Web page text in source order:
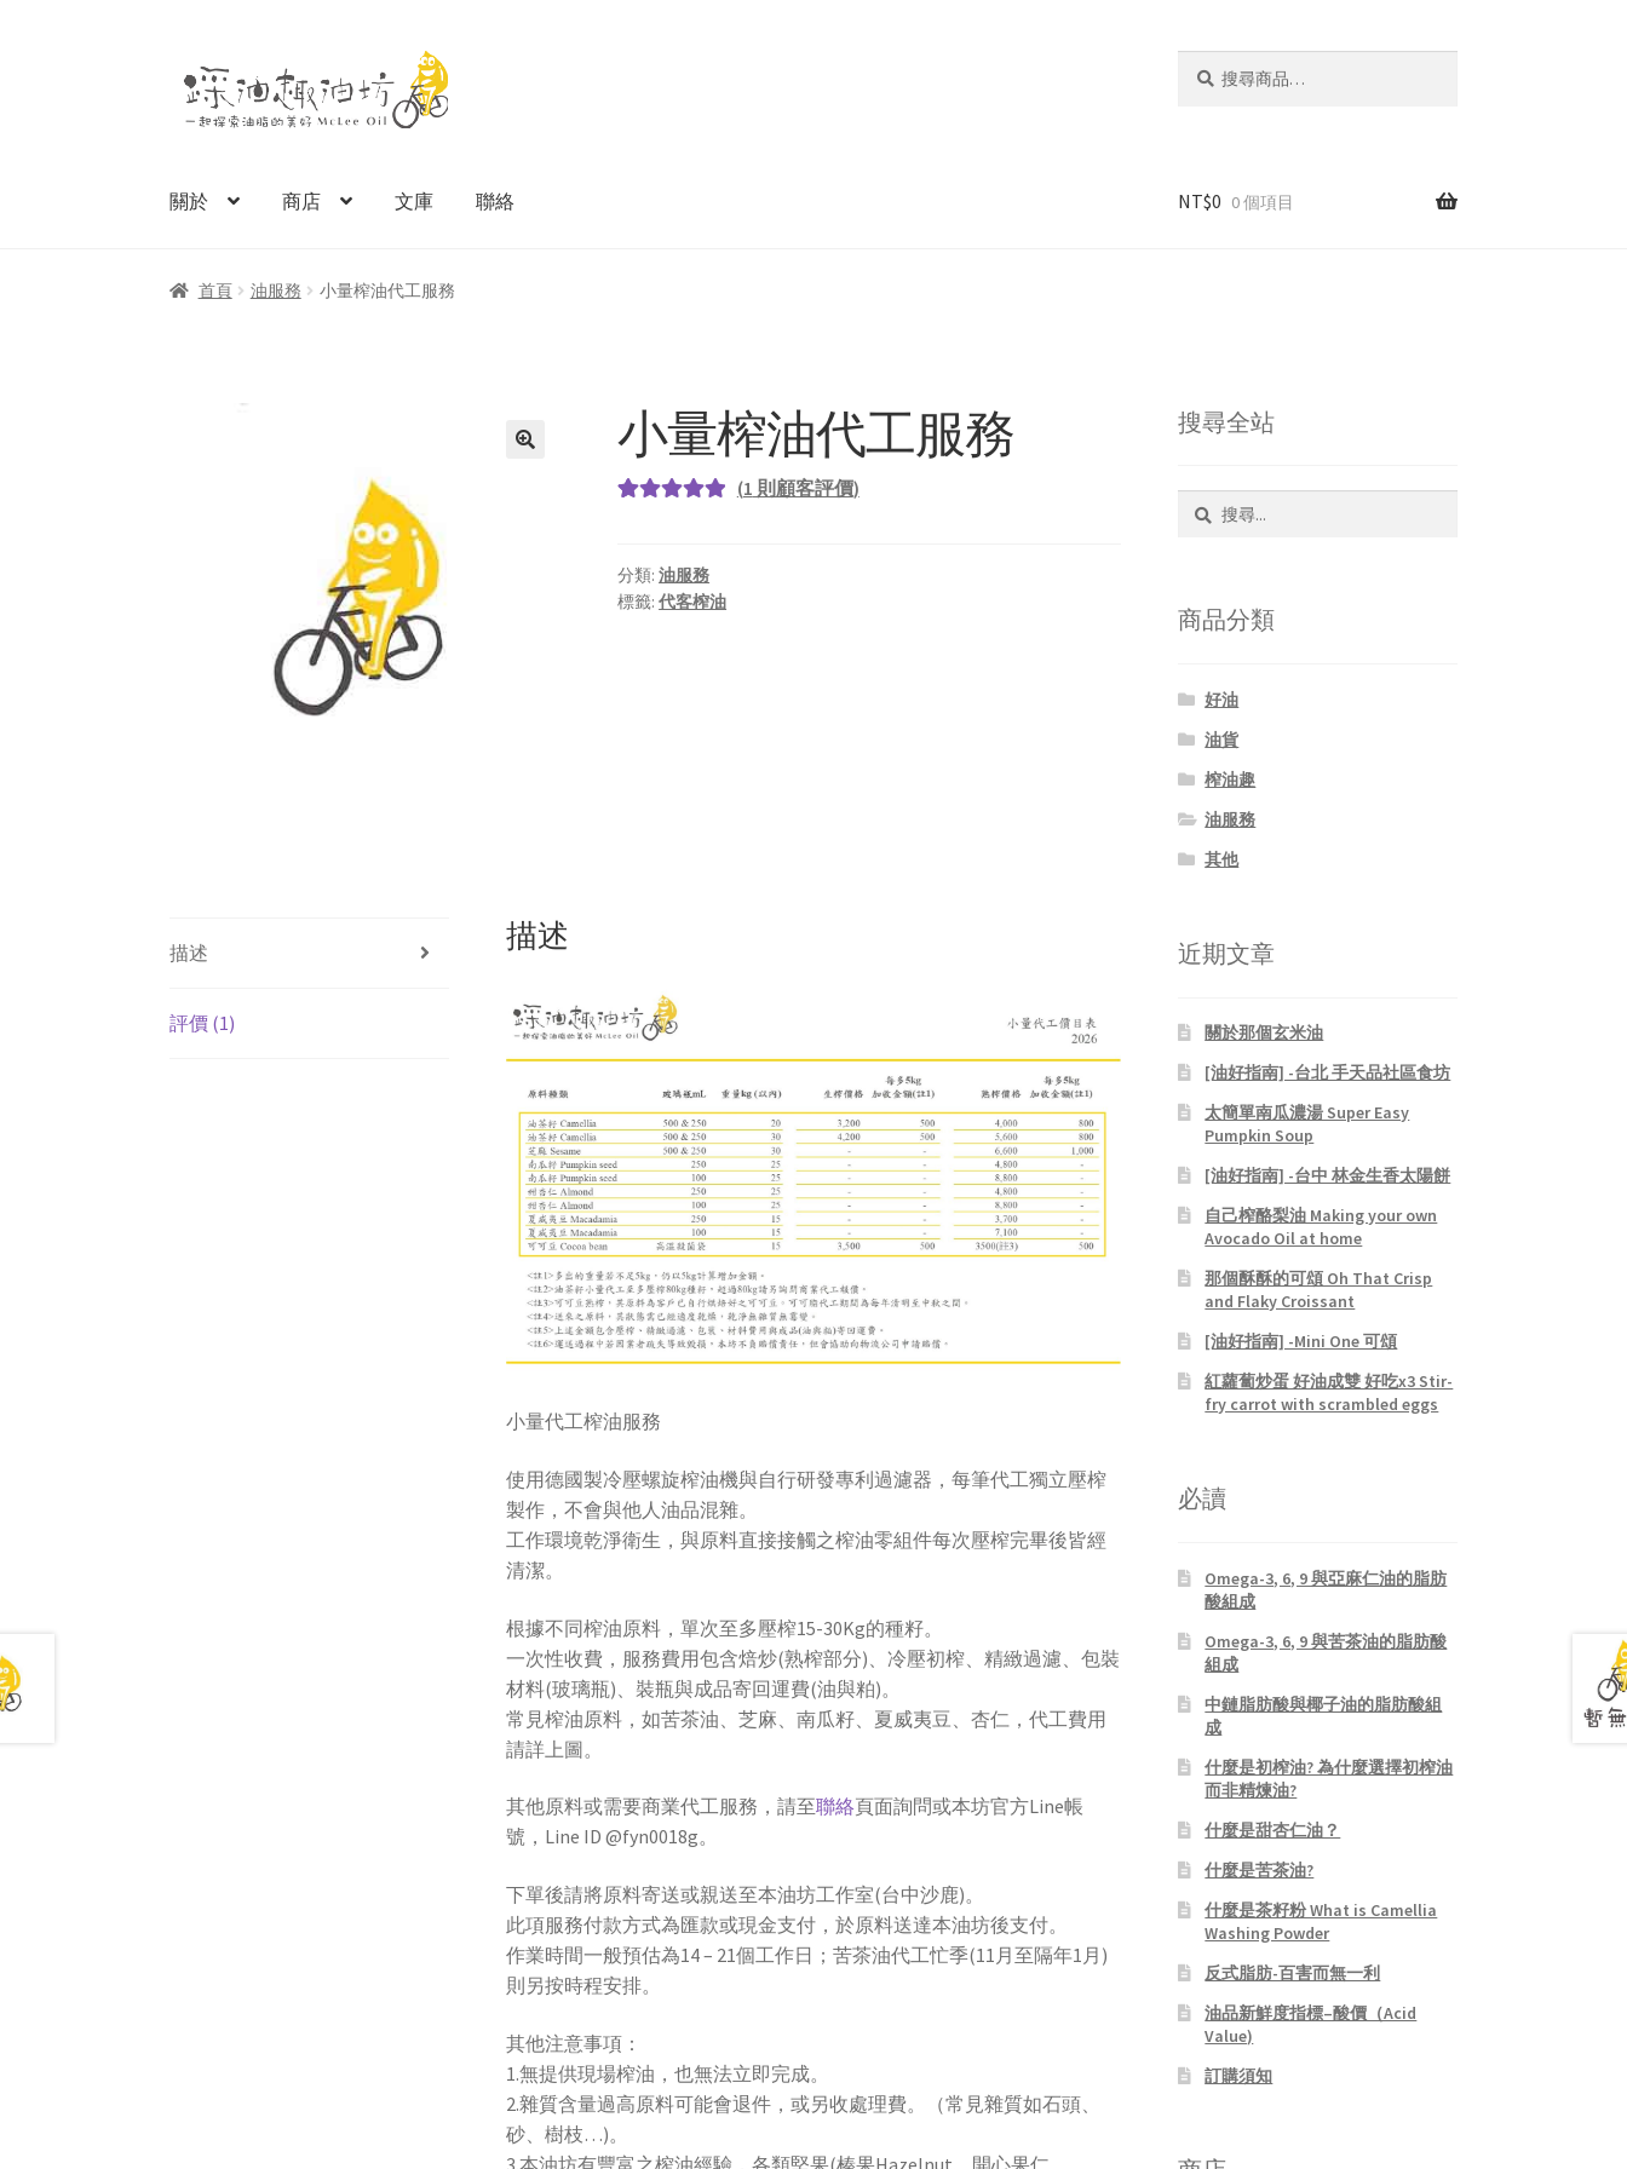
至
導
至
主
容
關於 商店 文庫 聯絡 NT$0 0 個項目
首頁 油服務 小量榨油代工服務
小量榨油代工服務
顧客進行評
分
(1 則顧客評價)
分類:油服務
標籤:代客榨油
描述
評價 (1)
描述
小量代工榨油服務
使用德國製冷壓螺旋榨油機與自行研發專利過濾器，每筆代工獨立壓榨
製作，不會與他人油品混雜。
工作環境乾淨衛生，與原料直接接觸之榨油零組件每次壓榨完畢後皆經
清潔。
根據不同榨油原料，單次至多壓榨15-30Kg的種籽。
一次性收費，服務費用包含焙炒(熟榨部分)、冷壓初榨、精緻過濾、包裝
材料(玻璃瓶)、裝瓶與成品寄回運費(油與粕)。
常見榨油原料，如苦茶油、芝麻、南瓜籽、夏威夷豆、杏仁，代工費用
請詳上圖。
其他原料或需要商業代工服務，請至聯絡頁面詢問或本坊官方Line帳
號，Line ID @fyn0018g。
下單後請將原料寄送或親送至本油坊工作室(台中沙鹿)。
此項服務付款方式為匯款或現金支付，於原料送達本油坊後支付。
作業時間一般預估為14 – 21個工作日；苦茶油代工忙季(11月至隔年1月)
則另按時程安排。
其他注意事項：
1.無提供現場榨油，也無法立即完成。
2.雜質含量過高原料可能會退件，或另收處理費。（常見雜質如石頭、
砂、樹枝…)。
3.本油坊有豐富之榨油經驗，各類堅果(榛果Hazelnut、開心果仁
搜尋全站
字:
商品分類
好油
油貨
榨油趣
油服務
其他
近期文章
關於那個玄米油
[油好指南] -台北 手天品社區食坊
太簡單南瓜濃湯 Super Easy
Pumpkin Soup
[油好指南] -台中 林金生香太陽餅
自己榨酪梨油 Making your own
Avocado Oil at home
那個酥酥的可頌 Oh That Crisp
and Flaky Croissant
[油好指南] -Mini One 可頌
紅蘿蔔炒蛋 好油成雙 好吃x3 Stir-
fry carrot with scrambled eggs
必讀
Omega-3, 6, 9 與亞麻仁油的脂肪
酸組成
Omega-3, 6, 9 與苦茶油的脂肪酸
組成
中鏈脂肪酸與椰子油的脂肪酸組
成
什麼是初榨油? 為什麼選擇初榨油
而非精煉油?
什麼是甜杏仁油？
什麼是苦茶油?
什麼是茶籽粉 What is Camellia
Washing Powder
反式脂肪-百害而無一利
油品新鮮度指標–酸價（Acid
Value)
訂購須知